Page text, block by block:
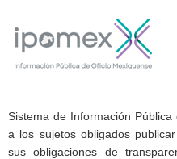
Sistema de Información
a los sujetos obligados
sus obligaciones de